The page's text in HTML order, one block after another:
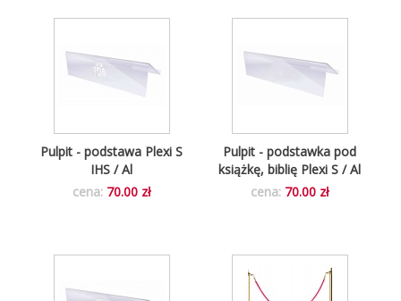
Pulpit - podstawka pod
książkę, biblię Plexi S / Al
cena: 70.00 zł
Pulpit - podstawa Plexi S
IHS / Al
cena: 70.00 zł